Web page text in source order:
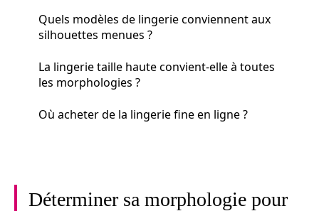
Quels modèles de lingerie conviennent aux
silhouettes menues ?
La lingerie taille haute convient-elle à toutes
les morphologies ?
Où acheter de la lingerie fine en ligne ?
Déterminer sa morphologie pour